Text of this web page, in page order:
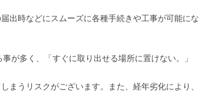
出時などにスムーズに各種手続きや工事が可能にな
が多く、「すぐに取り出せる場所に置けない。」
まうリスクがございます。また、経年劣化により、